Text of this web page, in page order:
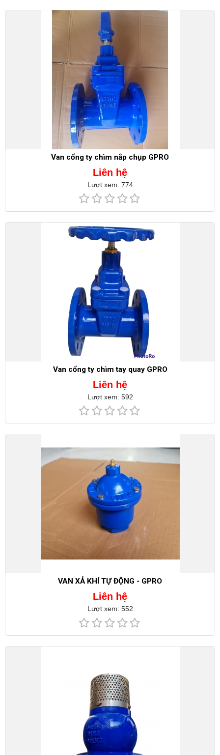
Van cổng ty chìm nắp chụp GPRO
Liên hệ
Lượt xem: 774
Van cổng ty chìm tay quay GPRO
Liên hệ
Lượt xem: 592
VAN XẢ KHÍ TỰ ĐỘNG - GPRO
Liên hệ
Lượt xem: 552